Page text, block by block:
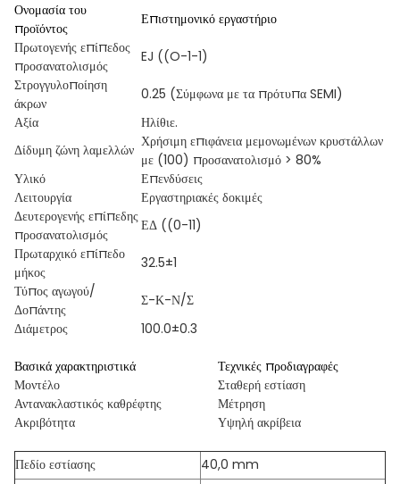
Ονομασία του
προϊόντος
Επιστημονικό εργαστήριο
Πρωτογενής επίπεδος
προσανατολισμός
EJ ((O-1-1)
Στρογγυλοποίηση
άκρων
0.25 (Σύμφωνα με τα πρότυπα SEMI)
Αξία
Ηλίθιε.
Δίδυμη ζώνη λαμελλών Χρήσιμη επιφάνεια μεμονωμένων κρυστάλλων
με (100) προσανατολισμό > 80%
Υλικό
Επενδύσεις
Λειτουργία
Εργαστηριακές δοκιμές
Δευτερογενής επίπεδης
προσανατολισμός
ΕΔ ((0-11)
Πρωταρχικό επίπεδο
μήκος
32.5±1
Τύπος αγωγού/
Δοπάντης
Σ-Κ-Ν/Σ
Διάμετρος
100.0±0.3
Βασικά χαρακτηριστικά
Τεχνικές προδιαγραφές
Μοντέλο
Σταθερή εστίαση
Αντανακλαστικός καθρέφτης
Μέτρηση
Ακριβότητα
Υψηλή ακρίβεια
Πεδίο εστίασης
40,0 mm